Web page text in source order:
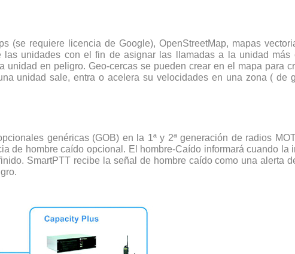
(se requiere licencia de Google), OpenStreetMap, mapas
unidades con el fin de asignar las llamadas a la unidad más
en peligro. Geo-cercas se pueden crear en el mapa para
unidad sale, entra o acelera su velocidades en una zona ( de
genéricas (GOB) en la 1ª y 2ª generación de radios
de hombre caído opcional. El hombre-Caído informará cuando la
SmartPTT recibe la señal de hombre caído como una alerta